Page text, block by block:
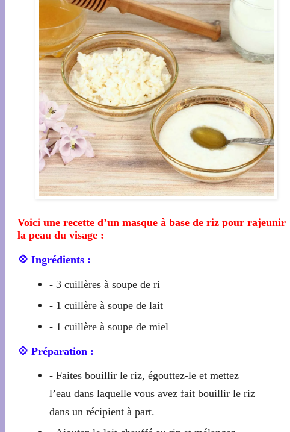
Voici une recette d’un masque à base de riz pour rajeunir
la peau du visage :
💠 Ingrédients :
- 3 cuillères à soupe de ri
- 1 cuillère à soupe de lait
- 1 cuillère à soupe de miel
💠 Préparation :
- Faites bouillir le riz, égouttez-le et mettez
l’eau dans laquelle vous avez fait bouillir le riz
dans un récipient à part.